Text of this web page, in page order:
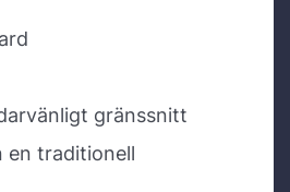
gränssnitt
en traditionell